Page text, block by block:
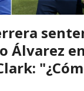
Álvarez